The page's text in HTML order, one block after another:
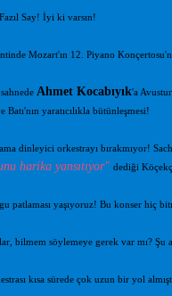
Say! İyi ki varsın!
Mozart'ın 12. Piyano
Ahmet Kocabıyık'a
Batı'nın yaratıcılıkla bütünleşmesi!
dinleyici orkestrayı bırakmıyor!
harika yansıtıyor" dediği
patlaması yaşıyoruz! Bu konser hiç
bilmem söylemeye gerek var mı? Şu
kısa sürede çok uzun bir yol